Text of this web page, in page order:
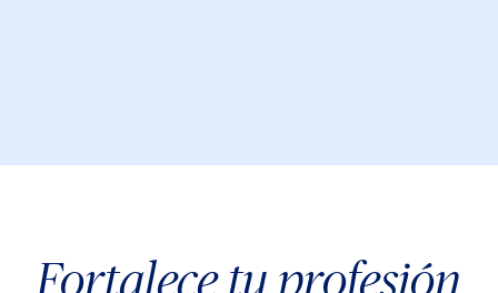
Fortalece tu profesión